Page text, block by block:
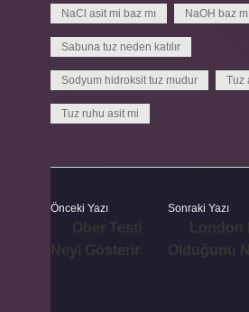
NaCl asit mi baz mı NaOH baz
Sabuna tuz neden katılır
Sodyum hidroksit tuz mudur Tuz
Tuz ruhu asit mi
Önceki Yazı Sonraki Yazı